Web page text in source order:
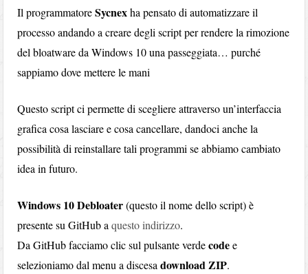
Il programmatoreSycnexha pensato di automatizzare il
processo andando a creare degli script per rendere la rimozione
del bloatware da Windows 10 una passeggiata… purché
sappiamo dove mettere le mani
Questo script ci permette di scegliere attraverso un’interfaccia
grafica cosa lasciare e cosa cancellare, dandoci anche la
possibilità di reinstallare tali programmi se abbiamo cambiato
idea in futuro.
Windows 10 Debloater(questo il nome dello script) è
presente su GitHub aquesto indirizzo.
Da GitHub facciamo clic sul pulsante verdecodee
selezioniamo dal menu a discesadownload ZIP.